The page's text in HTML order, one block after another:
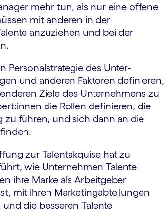
mehr tun, als nur eine offene
mit anderen in der
anzuziehen und bei der
Personal­strategie des Unter­
und anderen Faktoren definieren,
Ziele des Unternehmens zu
die Rollen definieren, die
führen, und sich dann an die
zur Talent­akquise hat zu
wie Unternehmen Talente
ihre Marke als Arbeitgeber
mit ihren Marketing­abteilungen
die besseren Talente